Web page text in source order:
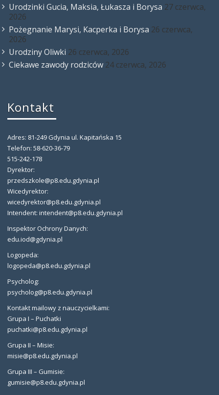
Urodzinki Gucia, Maksia, Łukasza i Borysa 27 czerwca,
2026
Pożegnanie Marysi, Kacperka i Borysa 26 czerwca,
2026
Urodziny Oliwki 26 czerwca, 2026
Ciekawe zawody rodziców 24 czerwca, 2026
Kontakt
Adres: 81-249 Gdynia ul. Kapitańska 15
Telefon: 58-620-36-79
515-242-178
Dyrektor:
przedszkole@p8.edu.gdynia.pl
Wicedyrektor:
wicedyrektor@p8.edu.gdynia.pl
Intendent: intendent@p8.edu.gdynia.pl
Inspektor Ochrony Danych:
edu.iod@gdynia.pl
Logopeda:
logopeda@p8.edu.gdynia.pl
Psycholog:
psycholog@p8.edu.gdynia.pl
Kontakt mailowy z nauczycielkami:
Grupa I – Puchatki
puchatki@p8.edu.gdynia.pl
Grupa II – Misie:
misie@p8.edu.gdynia.pl
Grupa III – Gumisie:
gumisie@p8.edu.gdynia.pl